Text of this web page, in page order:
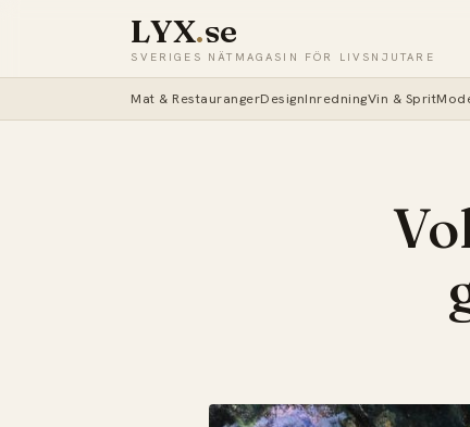
LYX.se
SVERIGES NÄTMAGASIN FÖR LIVSNJUTARE
Mat & RestaurangerDesignInredningVin & Sprit